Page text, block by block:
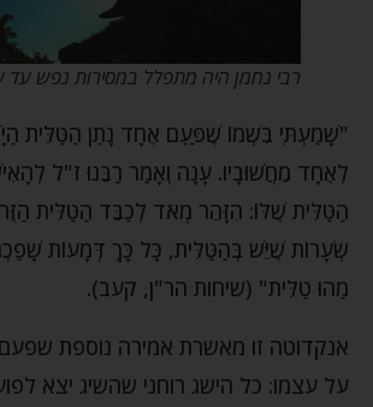
רבי נחמן היה מתפלל במסירות נפש עד
"שָׁמַעְתִּי בִּשְׁמוֹ שֶׁפַּעַם אֶחָד נָתַן הַטַּלִּית
לְאֶחָד מֵחֲשׁוּבָיו. עָנָה וְאָמַר רַבֵּנוּ ז"ל לְהָאִישׁ
הַטַּלִּית שֶׁלּוֹ: הִזָּהֵר מְאֹד לְכַבֵּד הַטַּלִּית הַזֶּה,
שְׂעָרוֹת שֶׁיֵּשׁ בְּהַטַּלִּית, כָּל כָּךְ דְּמָעוֹת
מַהוּ טַלִּית" (שיחות הר"ן, קעב).
אנקדוטה זו מאשרת אמירה נוספת שפעם
על עצמו: כל הישג רוחני שהשיג יצא